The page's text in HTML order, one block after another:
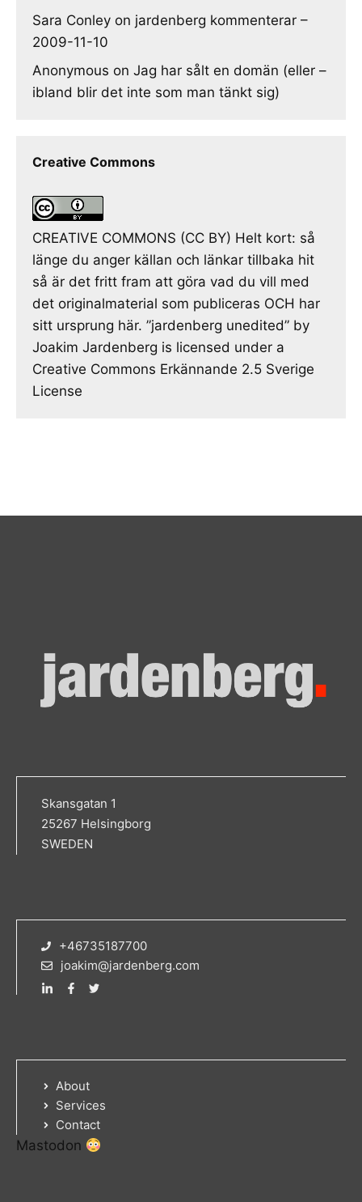
Sara Conley on jardenberg kommenterar –
2009-11-10
Anonymous on Jag har sålt en domän (eller –
ibland blir det inte som man tänkt sig)
Creative Commons
CREATIVE COMMONS (CC BY) Helt kort: så
länge du anger källan och länkar tillbaka hit
så är det fritt fram att göra vad du vill med
det originalmaterial som publiceras OCH har
sitt ursprung här. ”jardenberg unedited” by
Joakim Jardenberg is licensed under a
Creative Commons Erkännande 2.5 Sverige
License
Skansgatan 1
25267 Helsingborg
SWEDEN
+46735187700
joakim@jardenberg.com
About
Services
Contact
Mastodon